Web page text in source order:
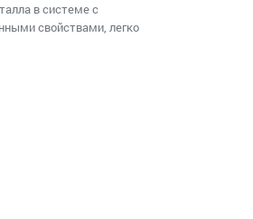
в системе с
свойствами, легко